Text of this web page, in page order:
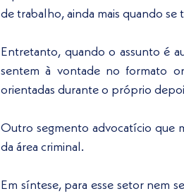
de trabalho, ainda mais quando se
Entretanto, quando o assunto é
sentem à vontade no formato
orientadas durante o próprio
Outro segmento advocatício que
da área criminal.
Em síntese, para esse setor nem